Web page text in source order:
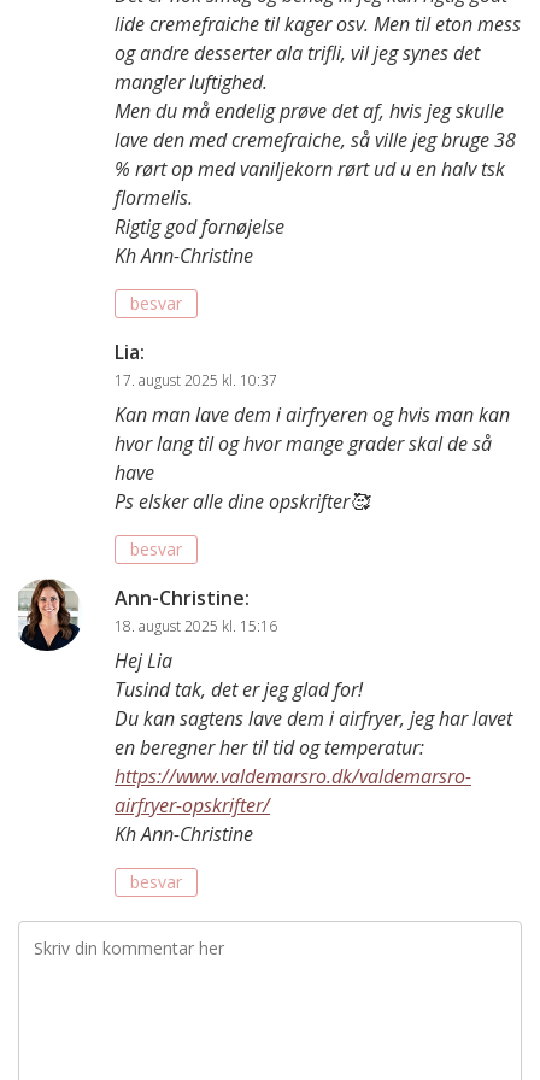
lide cremefraiche til kager osv. Men til eton mess
og andre desserter ala trifli, vil jeg synes det
mangler luftighed.
Men du må endelig prøve det af, hvis jeg skulle
lave den med cremefraiche, så ville jeg bruge 38
% rørt op med vaniljekorn rørt ud u en halv tsk
flormelis.
Rigtig god fornøjelse
Kh Ann-Christine
besvar
Lia:
17. august 2025 kl. 10:37
Kan man lave dem i airfryeren og hvis man kan
hvor lang til og hvor mange grader skal de så
have
Ps elsker alle dine opskrifter🥰
besvar
Ann-Christine:
18. august 2025 kl. 15:16
Hej Lia
Tusind tak, det er jeg glad for!
Du kan sagtens lave dem i airfryer, jeg har lavet
en beregner her til tid og temperatur:
https://www.valdemarsro.dk/valdemarsro-
airfryer-opskrifter/
Kh Ann-Christine
besvar